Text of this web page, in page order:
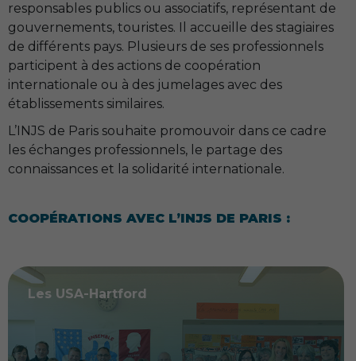
responsables publics ou associatifs, représentant de
gouvernements, touristes. Il accueille des stagiaires
de différents pays. Plusieurs de ses professionnels
participent à des actions de coopération
internationale ou à des jumelages avec des
établissements similaires.
L’INJS de Paris souhaite promouvoir dans ce cadre
les échanges professionnels, le partage des
connaissances et la solidarité internationale.
COOPÉRATIONS AVEC L’INJS DE PARIS :
Les USA-Hartford